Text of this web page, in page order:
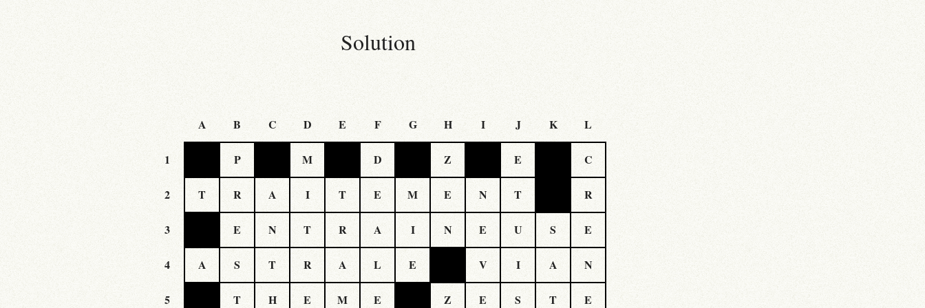
Solution
A B C D E F G H I J K L
1 P M D Z E C
2 T R A I T E M E N T R
3 E N T R A I N E U S E
4 A S T R A L E V I A N
5 T H E M E Z E S T E